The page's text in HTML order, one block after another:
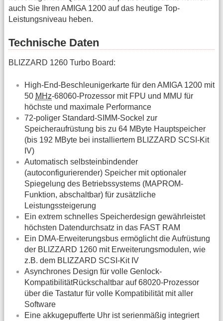
auch Sie Ihren AMIGA 1200 auf das heutige Top-
Leistungsniveau heben.
Technische Daten
BLIZZARD 1260 Turbo Board:
High-End-Beschleunigerkarte für den AMIGA 1200 mit
50 MHz-68060-Prozessor mit FPU und MMU für
höchste und maximale Performance
72-poliger Standard-SIMM-Sockel zur
Speicheraufrüstung bis zu 64 MByte Hauptspeicher
(bis 192 MByte bei installiertem BLIZZARD SCSI-Kit
IV)
Automatisch selbsteinbindender
(autoconfigurierender) Speicher mit optionaler
Spiegelung des Betriebssystems (MAPROM-
Funktion, abschaltbar) für zusätzliche
Leistungssteigerung
Ein extrem schnelles Speicherdesign gewährleistet
höchsten Datendurchsatz in das FAST RAM
Ein DMA-Erweiterungsbus ermöglicht die Aufrüstung
der BLIZZARD 1260 mit Erweiterungsmodulen, wie
z.B. dem BLIZZARD SCSI-Kit IV
Asynchrones Design für volle Genlock-
KompatibilitätRückschaltbar auf 68020-Prozessor
über die Tastatur für volle Kompatibilität mit aller
Software
Eine akkugepufferte Uhr ist serienmäßig integriert